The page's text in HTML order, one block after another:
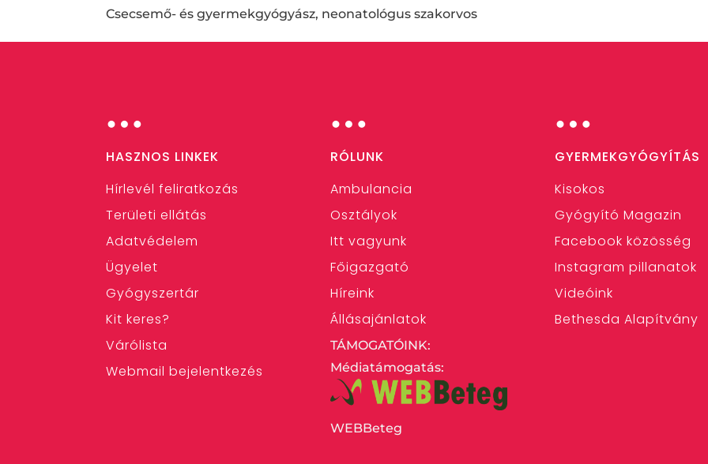
Csecsemő- és gyermekgyógyász, neonatológus szakorvos
…
HASZNOS LINKEK
Hírlevél feliratkozás
Területi ellátás
Adatvédelem
Ügyelet
Gyógyszertár
Kit keres?
Várólista
Webmail bejelentkezés
…
RÓLUNK
Ambulancia
Osztályok
Itt vagyunk
Főigazgató
Híreink
Állásajánlatok
TÁMOGATÓINK:
Médiatámogatás:
WEBBeteg
…
GYERMEKGYÓGYÍTÁS
Kisokos
Gyógyító Magazin
Facebook közösség
Instagram pillanatok
Videóink
Bethesda Alapítvány